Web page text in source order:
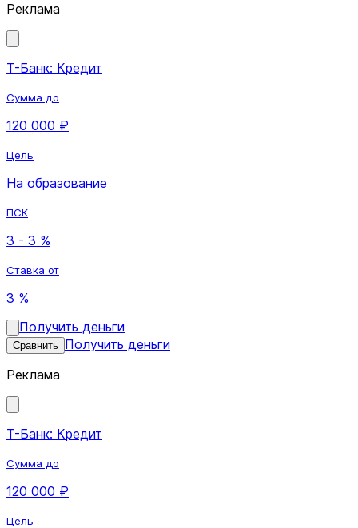
Реклама
Т-Банк: Кредит
Сумма до
120 000 ₽
Цель
На образование
ПСК
3 - 3 %
Ставка от
3 %
Получить деньги
Сравнить Получить деньги
Реклама
Т-Банк: Кредит
Сумма до
120 000 ₽
Цель